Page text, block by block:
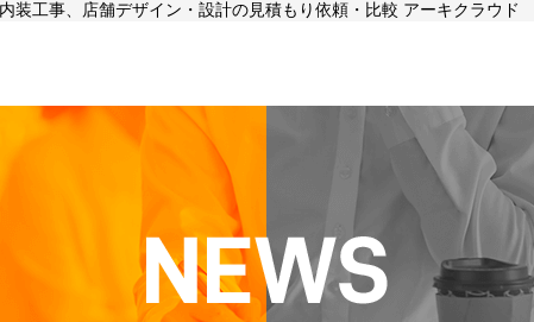
装工事、店舗デザイン・設計の見積もり依頼・比較 アーキクラウド